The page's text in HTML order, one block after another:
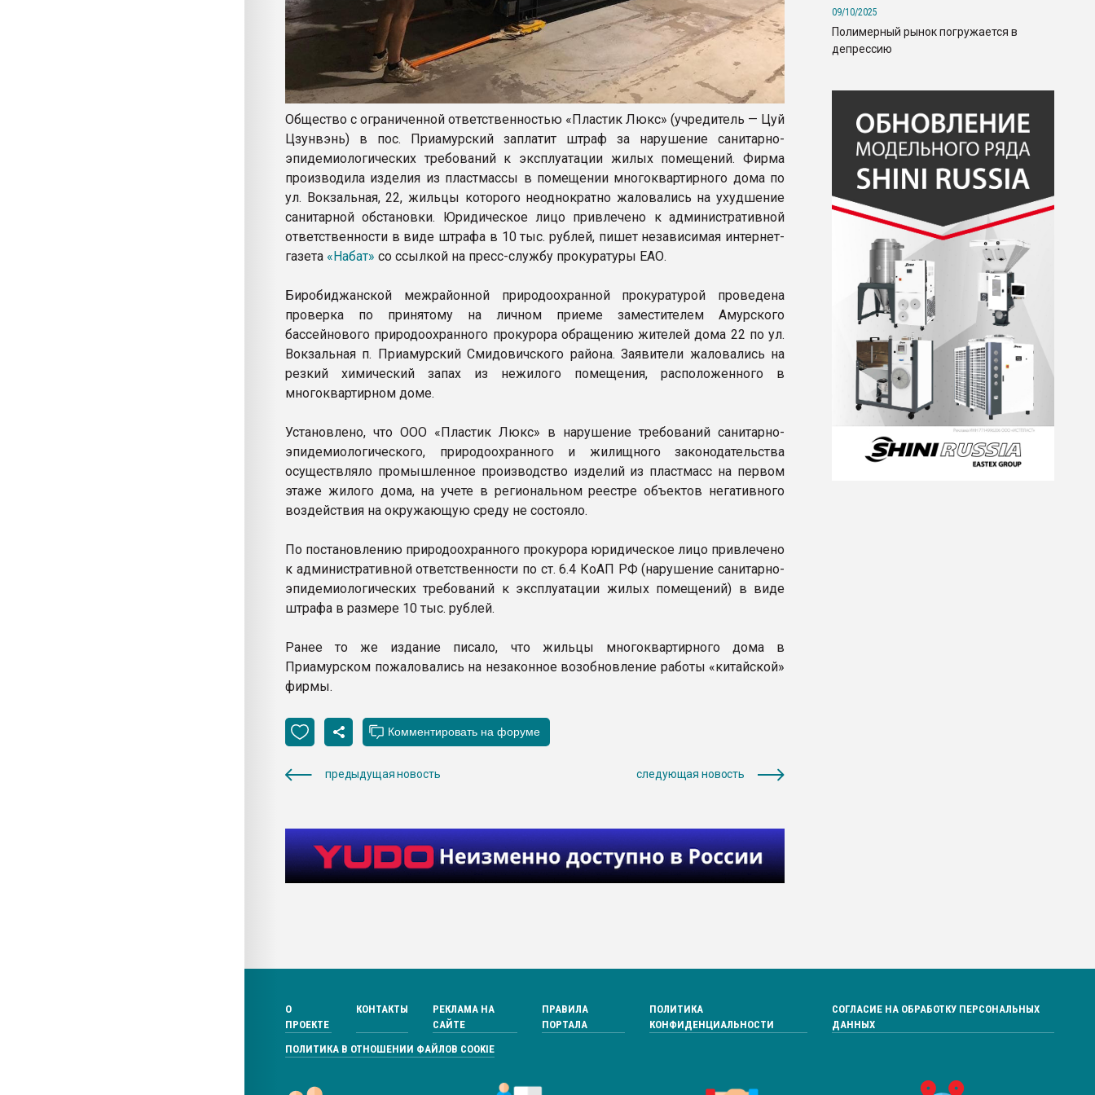
Общество с ограниченной ответственностью «Пластик Люкс» (учредитель — Цуй
Цзунвэнь) в пос. Приамурский заплатит штраф за нарушение санитарно-
эпидемиологических требований к эксплуатации жилых помещений. Фирма
производила изделия из пластмассы в помещении многоквартирного дома по
ул. Вокзальная, 22, жильцы которого неоднократно жаловались на ухудшение
санитарной обстановки. Юридическое лицо привлечено к административной
ответственности в виде штрафа в 10 тыс. рублей, пишет независимая интернет-
газета «Набат» со ссылкой на пресс-службу прокуратуры ЕАО.
Биробиджанской межрайонной природоохранной прокуратурой проведена
проверка по принятому на личном приеме заместителем Амурского
бассейнового природоохранного прокурора обращению жителей дома 22 по ул.
Вокзальная п. Приамурский Смидовичского района. Заявители жаловались на
резкий химический запах из нежилого помещения, расположенного в
многоквартирном доме.
Установлено, что ООО «Пластик Люкс» в нарушение требований санитарно-
эпидемиологического, природоохранного и жилищного законодательства
осуществляло промышленное производство изделий из пластмасс на первом
этаже жилого дома, на учете в региональном реестре объектов негативного
воздействия на окружающую среду не состояло.
По постановлению природоохранного прокурора юридическое лицо привлечено
к административной ответственности по ст. 6.4 КоАП РФ (нарушение санитарно-
эпидемиологических требований к эксплуатации жилых помещений) в виде
штрафа в размере 10 тыс. рублей.
Ранее то же издание писало, что жильцы многоквартирного дома в
Приамурском пожаловались на незаконное возобновление работы «китайской»
фирмы.
предыдущая новость следующая новость
09/10/2025
Полимерный рынок погружается в
депрессию
О
ПРОЕКТЕ
КОНТАКТЫ
РЕКЛАМА НА
САЙТЕ
ПРАВИЛА
ПОРТАЛА
ПОЛИТИКА
КОНФИДЕНЦИАЛЬНОСТИ
СОГЛАСИЕ НА ОБРАБОТКУ ПЕРСОНАЛЬНЫХ
ДАННЫХ
ПОЛИТИКА В ОТНОШЕНИИ ФАЙЛОВ COOKIE